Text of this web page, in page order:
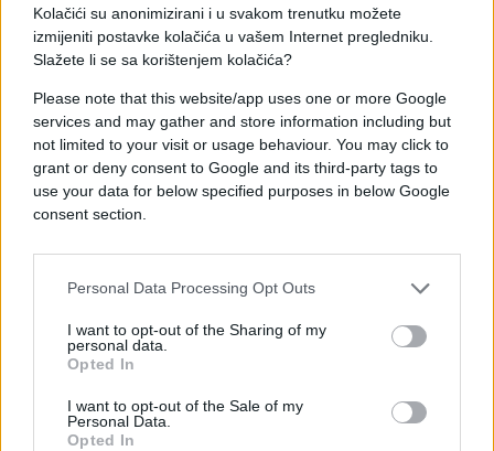
Kolačići su anonimizirani i u svakom trenutku možete
izmijeniti postavke kolačića u vašem Internet pregledniku.
Slažete li se sa korištenjem kolačića?
Please note that this website/app uses one or more Google
services and may gather and store information including but
not limited to your visit or usage behaviour. You may click to
grant or deny consent to Google and its third-party tags to
use your data for below specified purposes in below Google
consent section.
Personal Data Processing Opt Outs
I want to opt-out of the Sharing of my
personal data.
Opted In
I want to opt-out of the Sale of my
Personal Data.
Opted In
Objavu dijeli Mina Kostic
#ime #Show #porijeklo
#mina kostic